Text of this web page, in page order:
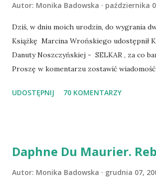
Autor: Monika Badowska października
Dziś, w dniu moich urodzin, do wygrania
Książkę Marcina Wrońskiego udostępnił
Danuty Noszczyńskiej - SELKAR , za co
Proszę w komentarzu zostawić
Losowanie odbędzie się w niedzielę o
UDOSTĘPNIJ 70 KOMENTARZY
Daphne Du Maurier.
Autor: Monika Badowska grudnia 07,